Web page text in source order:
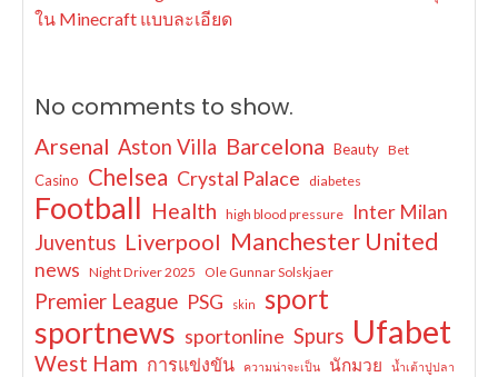
ใน Minecraft แบบละเอียด
No comments to show.
Arsenal Aston Villa Barcelona Beauty Bet
Casino Chelsea Crystal Palace diabetes
Football Health high blood pressure Inter Milan
Juventus Liverpool Manchester United
news Night Driver 2025 Ole Gunnar Solskjaer
Premier League PSG skin sport
sportnews sportonline Spurs Ufabet
West Ham การแข่งขัน ความน่าจะเป็น นักมวย น้ำเต้าปูปลา